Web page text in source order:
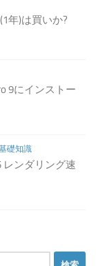
年)は買いか?
9にインストー
礎知識
レンダリング速